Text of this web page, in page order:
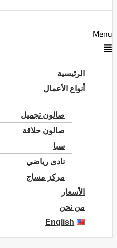
Menu
الرئيسية
أنواع الأعمال
صالون تجميل
صالون حلاقة
سبا
نادى رياضي
مركز مساج
الأسعار
من نحن
English